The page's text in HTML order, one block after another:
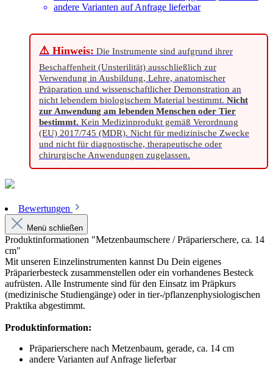
andere Varianten auf Anfrage lieferbar
⚠️ Hinweis: Die Instrumente sind aufgrund ihrer
Beschaffenheit (Unsterilität) ausschließlich zur
Verwendung in Ausbildung, Lehre, anatomischer
Präparation und wissenschaftlicher Demonstration an
nicht lebendem biologischem Material bestimmt. Nicht
zur Anwendung am lebenden Menschen oder Tier
bestimmt. Kein Medizinprodukt gemäß Verordnung
(EU) 2017/745 (MDR). Nicht für medizinische Zwecke
und nicht für diagnostische, therapeutische oder
chirurgische Anwendungen zugelassen.
Bewertungen
Menü schließen
Produktinformationen "Metzenbaumschere / Präparierschere, ca. 14
cm"
Mit unseren Einzelinstrumenten kannst Du Dein eigenes
Präparierbesteck zusammenstellen oder ein vorhandenes Besteck
aufrüsten. Alle Instrumente sind für den Einsatz im Präpkurs
(medizinische Studiengänge) oder in tier-/pflanzenphysiologischen
Praktika abgestimmt.
Produktinformation:
Präparierschere nach Metzenbaum, gerade, ca. 14 cm
andere Varianten auf Anfrage lieferbar